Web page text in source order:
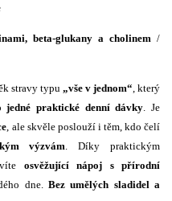
beta-glukany a cholinem /
stravy typu „vše v jednom“ , který
jedné praktické denní dávky . Je
, ale skvěle poslouží i těm, kdo čelí
výzvám . Díky praktickým
osvěžující nápoj s přírodní
dne. Bez umělých sladidel a